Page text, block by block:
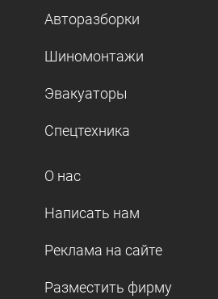
Авторазборки
Шиномонтажи
Эвакуаторы
Спецтехника
О нас
Написать нам
Реклама на сайте
Разместить фирму